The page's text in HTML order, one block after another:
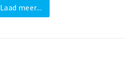
Laad meer...